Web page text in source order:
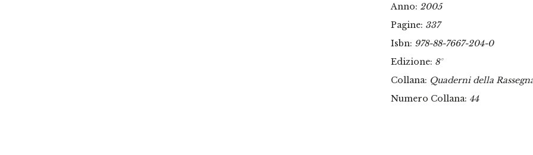
Anno: 2005
Pagine: 337
Isbn: 978-88-7667-204-0
Edizione: 8°
Collana: Quaderni della
Numero Collana: 44